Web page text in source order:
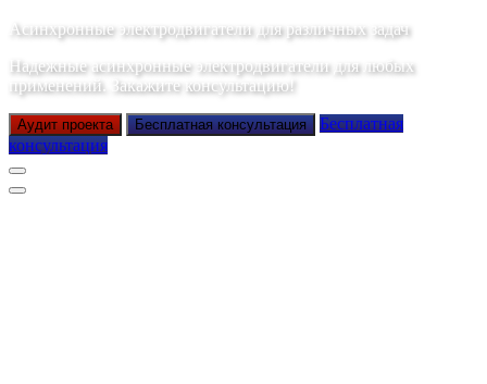
Асинхронные электродвигатели для различных задач
Надежные асинхронные электродвигатели для любых
применений. Закажите консультацию!
Аудит проекта Бесплатная консультация
Бесплатная
консультация